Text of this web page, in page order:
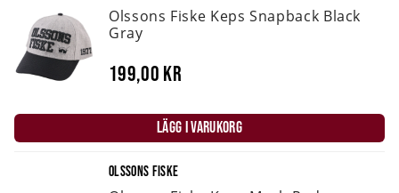
Olssons Fiske Keps Snapback Black
Gray
199,00 kr
LÄGG I VARUKORG
OLSSONS FISKE